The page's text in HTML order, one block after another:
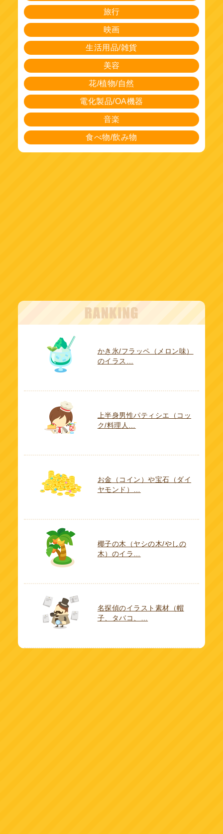
旅行
映画
生活用品/雑貨
美容
花/植物/自然
電化製品/OA機器
音楽
食べ物/飲み物
かき氷/フラッペ（メロン味）
のイラス…
上半身男性パティシエ（コッ
ク/料理人…
お金（コイン）や宝石（ダイ
ヤモンド）…
椰子の木（ヤシの木/やしの
木）のイラ…
名探偵のイラスト素材（帽
子、タバコ、…